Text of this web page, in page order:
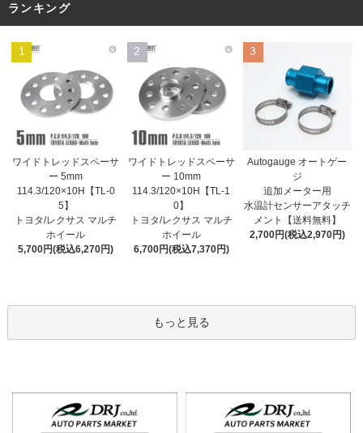
ランキング
1
ワイドトレッドスペーサ
ー 5mm
114.3/120×10H【TL-0
5】
トヨタ/レクサス マルチ
ホイール
5,700円(税込6,270円)
2
ワイドトレッドスペーサ
ー 10mm
114.3/120×10H【TL-1
0】
トヨタ/レクサス マルチ
ホイール
6,700円(税込7,370円)
3
Autogauge オートゲー
ジ
追加メーター用
水温計センサーアタッチ
メント【送料無料】
2,700円(税込2,970円)
もっと見る